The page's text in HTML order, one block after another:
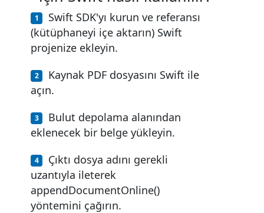
Swift SDK'yı kurun ve referansı
(kütüphaneyi içe aktarın) Swift
projenize ekleyin.
Kaynak PDF dosyasını Swift ile
açın.
Bulut depolama alanından
eklenecek bir belge yükleyin.
Çıktı dosya adını gerekli
uzantıyla ileterek
appendDocumentOnline()
yöntemini çağırın.